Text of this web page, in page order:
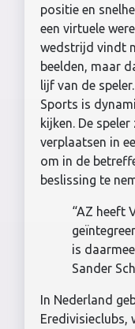
positie en
een virtuele
wedstrijd vindt
beelden, maar
lijf van de
Sports is
kijken. De
verplaatsen in
om in de
beslissing te
“AZ heeft
is
Sander
In Nederland
Eredivisieclubs,